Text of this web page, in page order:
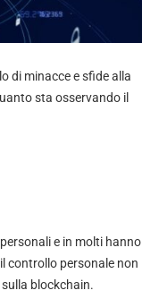
di minacce e sfide alla
sta osservando il
e in molti hanno
controllo personale non
blockchain.